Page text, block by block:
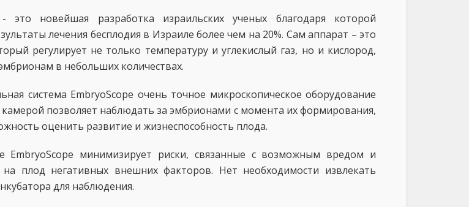
- это новейшая разработка израильских ученых благодаря которой
лечения бесплодия в Израиле более чем на 20%. Сам аппарат – это
регулирует не только температуру и углекислый газ, но и кислород,
в небольших количествах.
система EmbryoScope очень точное микроскопическое оборудование
камерой позволяет наблюдать за эмбрионами с момента их формирования,
оценить развитие и жизнеспособность плода.
EmbryoScope минимизирует риски, связанные с возможным вредом и
на плод негативных внешних факторов. Нет необходимости извлекать
для наблюдения.